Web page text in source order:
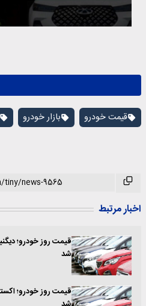
قیمت خودرو بازار خودرو
اخبار مرتبط
شد